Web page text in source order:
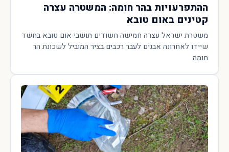
ההתפרעויות בהר חומה: המשטרה עצרה
קטינים באום טובא
משטרת ישראל עצרה חמישה חשודים תושבי אום טובא בחשד
שיידו לאחרונה אבנים לעבר רכבים בציר המוביל לשכונת הר
חומה